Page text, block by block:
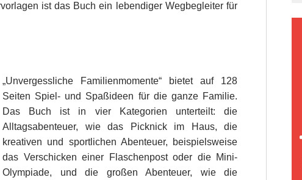
ist das Buch ein lebendiger Wegbegleiter für
„Unvergessliche Familienmomente“ bietet auf 128
Seiten Spiel- und Spaßideen für die ganze Familie.
Das Buch ist in vier Kategorien unterteilt: die
Alltagsabenteuer, wie das Picknick im Haus, die
kreativen und sportlichen Abenteuer, beispielsweise
das Verschicken einer Flaschenpost oder die Mini-
Olympiade, und die großen Abenteuer, wie die